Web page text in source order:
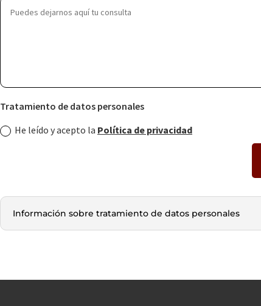
Tratamiento de datos personales
He leído y acepto la Política de privacidad
Información sobre tratamiento de datos personales